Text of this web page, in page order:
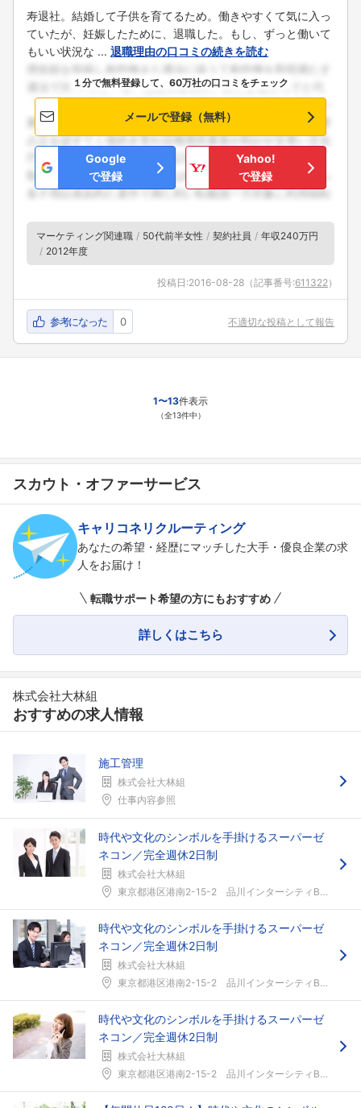
寿退社。結婚して子供を育てるため。働きやすくて気に入っ
ていたが、妊娠したために、退職した。もし、ずっと働いて
もいい状況な ... 退職理由の口コミの続きを読む
１分で無料登録して、60万社の口コミをチェック
メールで登録（無料）
Google
で登録
Yahoo!
で登録
マーケティング関連職 50代前半女性 契約社員
年収240万円
2012年度
投稿日:2016-08-28 （記事番号:611322 ）
参考になった 0 不適切な投稿として報告
1〜13件表示
（全13件中）
スカウト・オファーサービス
キャリコネリクルーティング
あなたの希望・経歴にマッチした大手・優良企業の求
人をお届け！
転職サポート希望の方にもおすすめ
詳しくはこちら
株式会社大林組
おすすめの求人情報
施工管理
株式会社大林組
仕事内容参照
時代や文化のシンボルを手掛けるスーパーゼ
ネコン／完全週休2日制
株式会社大林組
東京都港区港南2-15-2 品川インターシティB棟...
時代や文化のシンボルを手掛けるスーパーゼ
ネコン／完全週休2日制
株式会社大林組
東京都港区港南2-15-2 品川インターシティB棟...
時代や文化のシンボルを手掛けるスーパーゼ
ネコン／完全週休2日制
株式会社大林組
東京都港区港南2-15-2 品川インターシティB棟...